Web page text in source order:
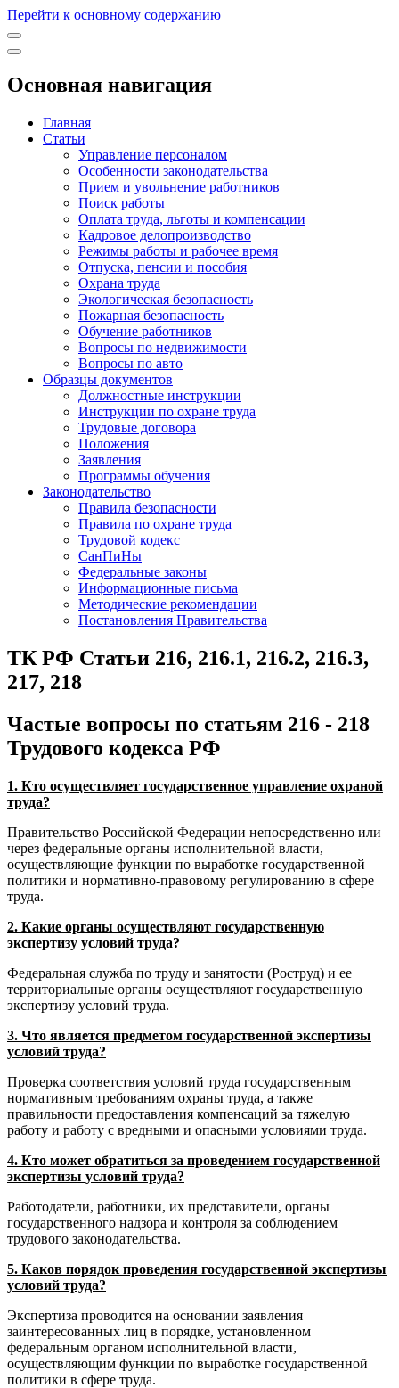
Перейти к основному содержанию
Основная навигация
Главная
Статьи
Управление персоналом
Особенности законодательства
Прием и увольнение работников
Поиск работы
Оплата труда, льготы и компенсации
Кадровое делопроизводство
Режимы работы и рабочее время
Отпуска, пенсии и пособия
Охрана труда
Экологическая безопасность
Пожарная безопасность
Обучение работников
Вопросы по недвижимости
Вопросы по авто
Образцы документов
Должностные инструкции
Инструкции по охране труда
Трудовые договора
Положения
Заявления
Программы обучения
Законодательство
Правила безопасности
Правила по охране труда
Трудовой кодекс
СанПиНы
Федеральные законы
Информационные письма
Методические рекомендации
Постановления Правительства
ТК РФ Статьи 216, 216.1, 216.2, 216.3,
217, 218
Частые вопросы по статьям 216 - 218
Трудового кодекса РФ
1. Кто осуществляет государственное управление охраной
труда?
Правительство Российской Федерации непосредственно или
через федеральные органы исполнительной власти,
осуществляющие функции по выработке государственной
политики и нормативно-правовому регулированию в сфере
труда.
2. Какие органы осуществляют государственную
экспертизу условий труда?
Федеральная служба по труду и занятости (Роструд) и ее
территориальные органы осуществляют государственную
экспертизу условий труда.
3. Что является предметом государственной экспертизы
условий труда?
Проверка соответствия условий труда государственным
нормативным требованиям охраны труда, а также
правильности предоставления компенсаций за тяжелую
работу и работу с вредными и опасными условиями труда.
4. Кто может обратиться за проведением государственной
экспертизы условий труда?
Работодатели, работники, их представители, органы
государственного надзора и контроля за соблюдением
трудового законодательства.
5. Каков порядок проведения государственной экспертизы
условий труда?
Экспертиза проводится на основании заявления
заинтересованных лиц в порядке, установленном
федеральным органом исполнительной власти,
осуществляющим функции по выработке государственной
политики в сфере труда.